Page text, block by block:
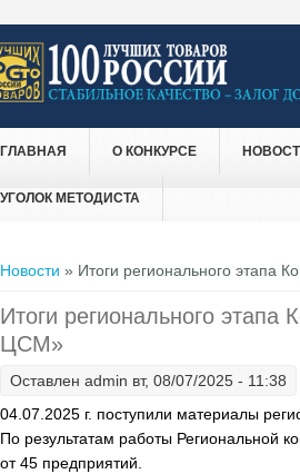
ГЛАВНАЯ О КОНКУРСЕ
УГОЛОК МЕТОДИСТА
здесь
Новости » Итоги регионального этапа
Итоги регионального
ЦСМ»
Оставлен admin вт, 08/07/2025 - 11:38
04.07.2025 г. поступили материалы
По результатам работы Региональной
от 45 предприятий.